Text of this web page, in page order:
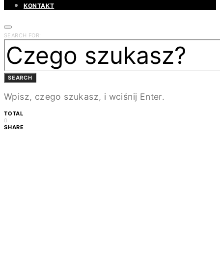
KONTAKT
SEARCH FOR:
SEARCH
Wpisz, czego szukasz, i wciśnij Enter.
TOTAL
0
SHARE